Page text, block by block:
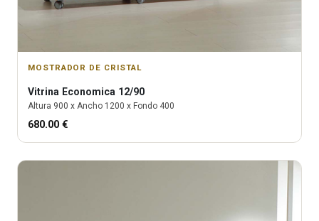
MOSTRADOR DE CRISTAL
Vitrina Economica 12/90
Altura 900 x Ancho 1200 x Fondo 400
680.00 €